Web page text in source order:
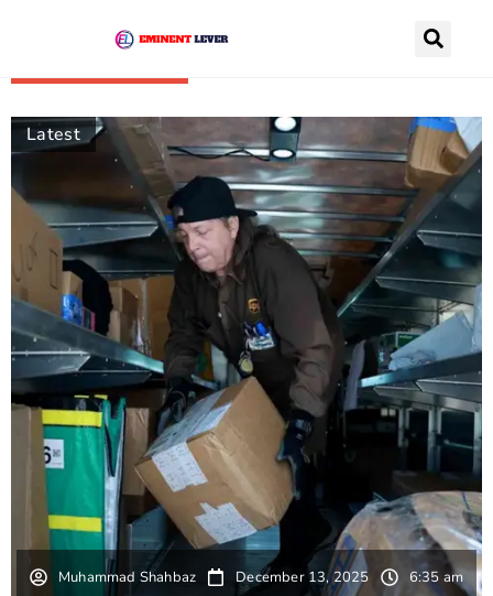
Latest
Muhammad Shahbaz December 13, 2025 6:35 am